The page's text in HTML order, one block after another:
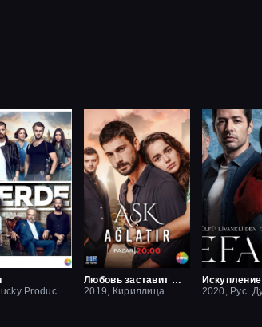
2016, Lucky Production
Любовь заставит плакать
2019, Кириллица
Искупление